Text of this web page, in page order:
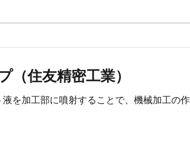
住友精密工業）
を加工部に噴射することで、機械加工の